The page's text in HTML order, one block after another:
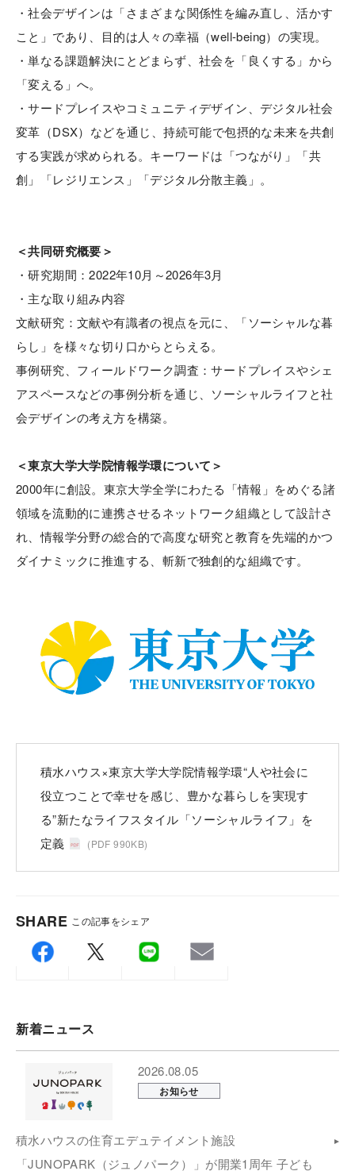
・社会デザインは「さまざまな関係性を編み直し、活かす
こと」であり、目的は人々の幸福（well-being）の実現。
・単なる課題解決にとどまらず、社会を「良くする」から
「変える」へ。
・サードプレイスやコミュニティデザイン、デジタル社会
変革（DSX）などを通じ、持続可能で包摂的な未来を共創
する実践が求められる。キーワードは「つながり」「共
創」「レジリエンス」「デジタル分散主義」。
＜共同研究概要＞
・研究期間：2022年10月～2026年3月
・主な取り組み内容
文献研究：文献や有識者の視点を元に、「ソーシャルな暮
らし」を様々な切り口からとらえる。
事例研究、フィールドワーク調査：サードプレイスやシェ
アスペースなどの事例分析を通じ、ソーシャルライフと社
会デザインの考え方を構築。
＜東京大学大学院情報学環について＞
2000年に創設。東京大学全学にわたる「情報」をめぐる諸
領域を流動的に連携させるネットワーク組織として設計さ
れ、情報学分野の総合的で高度な研究と教育を先端的かつ
ダイナミックに推進する、斬新で独創的な組織です。
積水ハウス×東京大学大学院情報学環“人や社会に
役立つことで幸せを感じ、豊かな暮らしを実現す
る”新たなライフスタイル「ソーシャルライフ」を
定義
(PDF 990KB)
SHARE この記事をシェア
新着ニュース
2026.08.05
お知らせ
積水ハウスの住育エデュテイメント施設
「JUNOPARK（ジュノパーク）」が開業1周年 子ども